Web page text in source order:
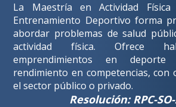
La Maestría en Actividad
Entrenamiento Deportivo forma
abordar problemas de salud
actividad física. Ofrece
emprendimientos en
rendimiento en competencias, con
el sector público o
Resolución: RPC-